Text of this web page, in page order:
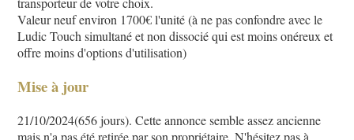
Valeur neuf environ 1700€ l'unité (à ne pas confondre avec le
Ludic Touch simultané et non dissocié qui est moins onéreux et
offre moins d'options d'utilisation)
Mise à jour
21/10/2024(656 jours). Cette annonce semble assez ancienne
mais n'a pas été retirée par son propriétaire. N'hésitez pas à